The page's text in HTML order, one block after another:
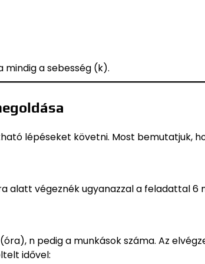
mindig a sebesség (k).
lépéseket követni. Most bemutatjuk,
alatt végeznék ugyanazzal a feladattal 6
n pedig a munkások száma. Az
idővel: